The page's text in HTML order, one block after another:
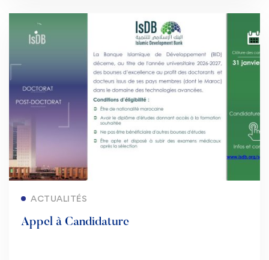
ACTUALITÉS
Appel à Candidature